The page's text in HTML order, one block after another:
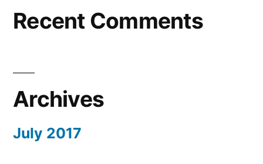
Recent Comments
Archives
July 2017